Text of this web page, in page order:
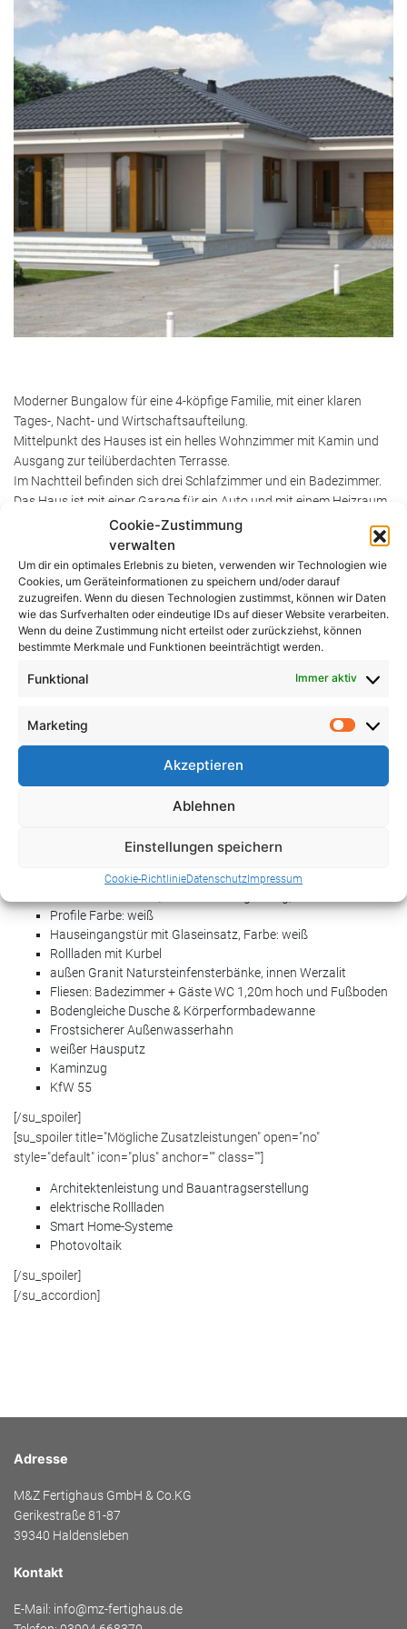
Cookie-Zustimmung
verwalten
Um dir ein optimales Erlebnis zu bieten, verwenden wir Technologien wie
Cookies, um Geräteinformationen zu speichern und/oder darauf
zuzugreifen. Wenn du diesen Technologien zustimmst, können wir Daten
wie das Surfverhalten oder eindeutige IDs auf dieser Website verarbeiten.
Wenn du deine Zustimmung nicht erteilst oder zurückziehst, können
bestimmte Merkmale und Funktionen beeinträchtigt werden.
Funktional Immer aktiv
Marketing Marketing
Akzeptieren
Ablehnen
Einstellungen speichern
Cookie-RichtlinieDatenschutzImpressum
Moderner Bungalow für eine 4-köpfige Familie, mit einer klaren
Tages-, Nacht- und Wirtschaftsaufteilung.
Mittelpunkt des Hauses ist ein helles Wohnzimmer mit Kamin und
Ausgang zur teilüberdachten Terrasse.
Im Nachtteil befinden sich drei Schlafzimmer und ein Badezimmer.
Das Haus ist mit einer Garage für ein Auto und mit einem Heizraum
Aktionspreis zu298.760,- EUR
(schlüsselfertig, ohne Maler- u. Bodenbelagsarbeiten)
Die Preise sind inkl. 19% MwSt. ausgewiesen! Hausbild zeigt
Sonderwünsche!
[su_accordion class=""]
Individuelle Planung nach Bauherrenwunsch
Gebaut nach EnEV 2016
135,8 qm Wohn- Nutzfläche
Tondachziegel in verschiedenen Farben oder Blechdach
Luftwärmepumpe (Markenhersteller) + Fußbodenheizung
Profile Farbe: weiß
Hauseingangstür mit Glaseinsatz, Farbe: weiß
Rollladen mit Kurbel
außen Granit Natursteinfensterbänke, innen Werzalit
Fliesen: Badezimmer + Gäste WC 1,20m hoch und Fußboden
Bodengleiche Dusche & Körperformbadewanne
Frostsicherer Außenwasserhahn
weißer Hausputz
Kaminzug
KfW 55
[/su_spoiler]
[su_spoiler title="Mögliche Zusatzleistungen" open="no"
style="default" icon="plus" anchor="" class=""]
Architektenleistung und Bauantragserstellung
elektrische Rollladen
Smart Home-Systeme
Photovoltaik
[/su_spoiler]
[/su_accordion]
Adresse
M&Z Fertighaus GmbH & Co.KG
Gerikestraße 81-87
39340 Haldensleben
Kontakt
E-Mail: info@mz-fertighaus.de